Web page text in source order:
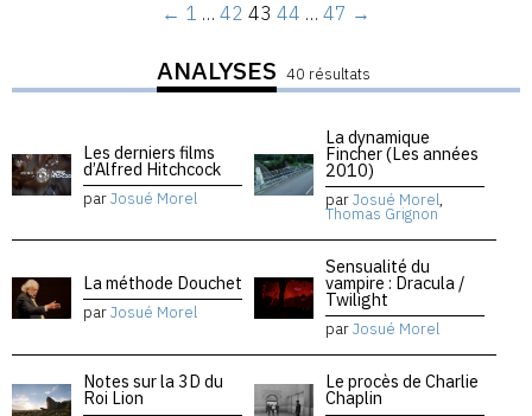
← 1 … 42 43 44 … 47 →
ANALYSES 40 résultats
Les derniers films
d’Alfred Hitchcock
parJosué Morel
La dynamique
Fincher (Les années
2010)
parJosué Morel,
Thomas Grignon
La méthode Douchet
parJosué Morel
Sensualité du
vampire : Dracula /
Twilight
parJosué Morel
Notes sur la 3D du
Roi Lion
Le procès de Charlie
Chaplin